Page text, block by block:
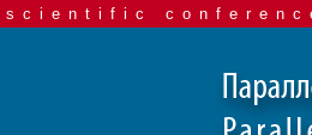
scientific